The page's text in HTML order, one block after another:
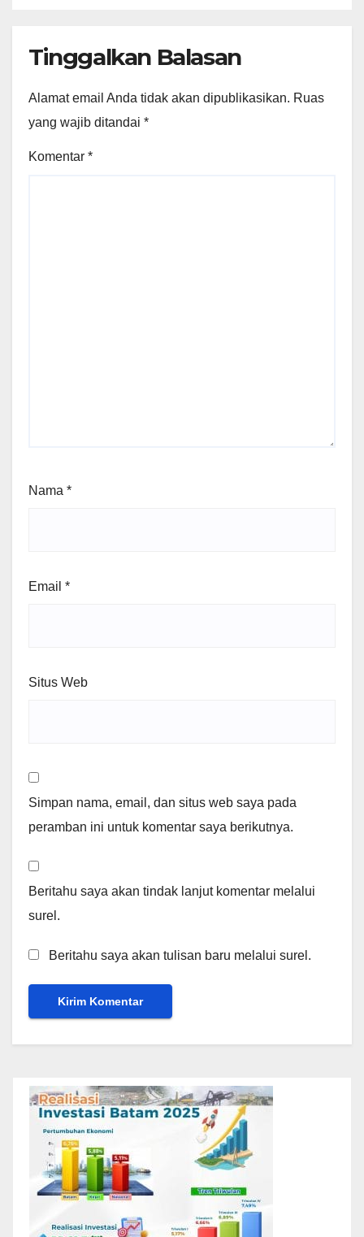
Tinggalkan Balasan
Alamat email Anda tidak akan dipublikasikan. Ruas
yang wajib ditandai *
Komentar *
Nama *
Email *
Situs Web
Simpan nama, email, dan situs web saya pada
peramban ini untuk komentar saya berikutnya.
Beritahu saya akan tindak lanjut komentar melalui
surel.
Beritahu saya akan tulisan baru melalui surel.